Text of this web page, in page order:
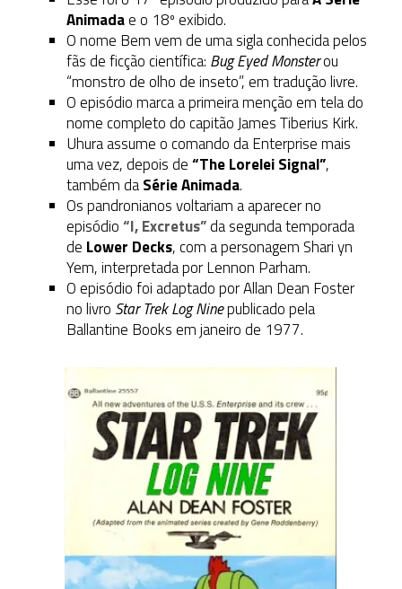
Animadae o 18º exibido.
O nome Bem vem de uma sigla conhecida pelos
fãs de ficção científica: Bug Eyed Monsterou
“monstro de olho de inseto”, em tradução livre.
O episódio marca a primeira menção em tela do
nome completo do capitão James Tiberius Kirk.
Uhura assume o comando da Enterprise mais
uma vez, depois de“The Lorelei Signal”,
também daSérie Animada.
Os pandronianos voltariam a aparecer no
episódio“I, Excretus”da segunda temporada
de Lower Decks, com a personagem Shari yn
Yem, interpretada por Lennon Parham.
O episódio foi adaptado por Allan Dean Foster
no livro Star Trek Log Ninepublicado pela
Ballantine Books em janeiro de 1977.